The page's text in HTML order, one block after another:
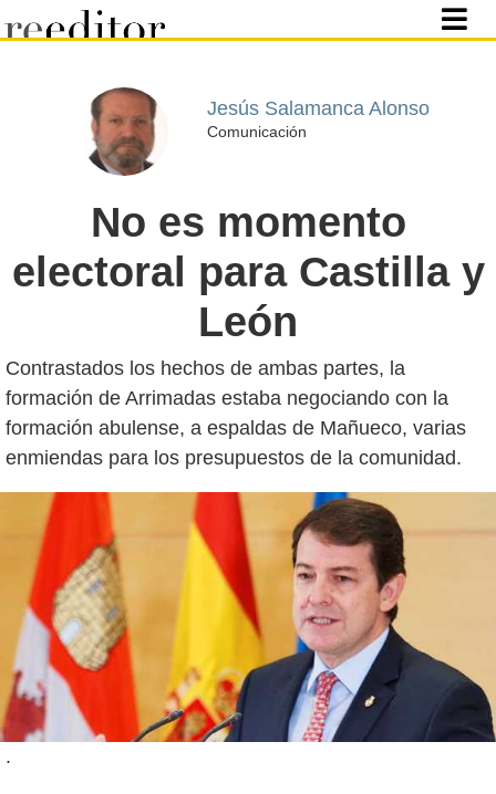
Jesús Salamanca Alonso
Comunicación
No es momento
electoral para Castilla y
León
Contrastados los hechos de ambas partes, la
formación de Arrimadas estaba negociando con la
formación abulense, a espaldas de Mañueco, varias
.